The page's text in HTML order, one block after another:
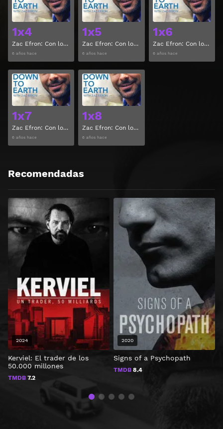
1x4
Zac Efron: Con los pies en la tierra Temporada 1 Capitulo 4
6 años hace
1x5
Zac Efron: Con los pies en la tierra Temporada 1 Capitulo 5
6 años hace
1x6
Zac Efron: Con los pies en la tierra Temporada 1 Capitulo 6
6 años hace
1x7
Zac Efron: Con los pies en la tierra Temporada 1 Capitulo 7
6 años hace
Ver
1x8
Zac Efron: Con los pies en la tierra Temporada 1 Capitulo 8
6 años hace
Recomendadas
Kerviel: El trader de los
50.000 millones
TMDB 7.2
2024
Signs of a Psychopath
TMDB 8.4
2020